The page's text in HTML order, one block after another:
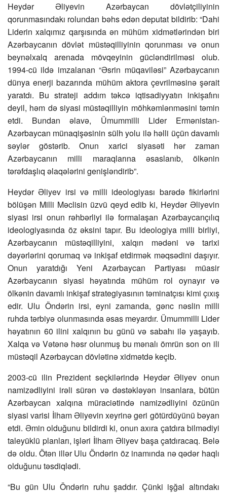
Heydər Əliyevin Azərbaycan dövlətçiliyinin
qorunmasındakı rolundan bəhs edən deputat bildirib: “Dahi
Liderin xalqımız qarşısında ən mühüm xidmətlərindən biri
Azərbaycanın dövlət müstəqilliyinin qorunması və onun
beynəlxalq arenada mövqeyinin gücləndirilməsi olub.
1994-cü ildə imzalanan “Əsrin müqaviləsi” Azərbaycanın
dünya enerji bazarında mühüm aktora çevrilməsinə şərait
yaratdı. Bu strateji addım təkcə iqtisadiyyatın inkişafını
deyil, həm də siyasi müstəqilliyin möhkəmlənməsini təmin
etdi. Bundan əlavə, Ümummilli Lider Ermənistan-
Azərbaycan münaqişəsinin sülh yolu ilə həlli üçün davamlı
səylər göstərib. Onun xarici siyasəti hər zaman
Azərbaycanın milli maraqlarına əsaslanıb, ölkənin
tərəfdaşlıq əlaqələrini genişləndirib”.
Heydər Əliyev irsi və milli ideologiyası barədə fikirlərini
bölüşən Milli Məclisin üzvü qeyd edib ki, Heydər Əliyevin
siyasi irsi onun rəhbərliyi ilə formalaşan Azərbaycançılıq
ideologiyasında öz əksini tapır. Bu ideologiya milli birliyi,
Azərbaycanın müstəqilliyini, xalqın mədəni və tarixi
dəyərlərini qorumaq və inkişaf etdirmək məqsədini daşıyır.
Onun yaratdığı Yeni Azərbaycan Partiyası müasir
Azərbaycanın siyasi həyatında mühüm rol oynayır və
ölkənin davamlı inkişaf strategiyasının təminatçısı kimi çıxış
edir. Ulu Öndərin irsi, eyni zamanda, gənc nəslin milli
ruhda tərbiyə olunmasında əsas meyardır. Ümummilli Lider
həyatının 60 ilini xalqının bu günü və sabahı ilə yaşayıb.
Xalqa və Vətənə həsr olunmuş bu mənalı ömrün son on ili
müstəqil Azərbaycan dövlətinə xidmətdə keçib.
2003-cü ilin Prezident seçkilərində Heydər Əliyev onun
namizədliyini irəli sürən və dəstəkləyən insanlara, bütün
Azərbaycan xalqına müraciətində namizədliyini özünün
siyasi varisi İlham Əliyevin xeyrinə geri götürdüyünü bəyan
etdi. Əmin olduğunu bildirdi ki, onun axıra çatdıra bilmədiyi
taleyüklü planları, işləri İlham Əliyev başa çatdıracaq. Belə
də oldu. Ötən illər Ulu Öndərin öz inamında nə qədər haqlı
olduğunu təsdiqlədi.
“Bu gün Ulu Öndərin ruhu şaddır. Çünki işğal altındakı